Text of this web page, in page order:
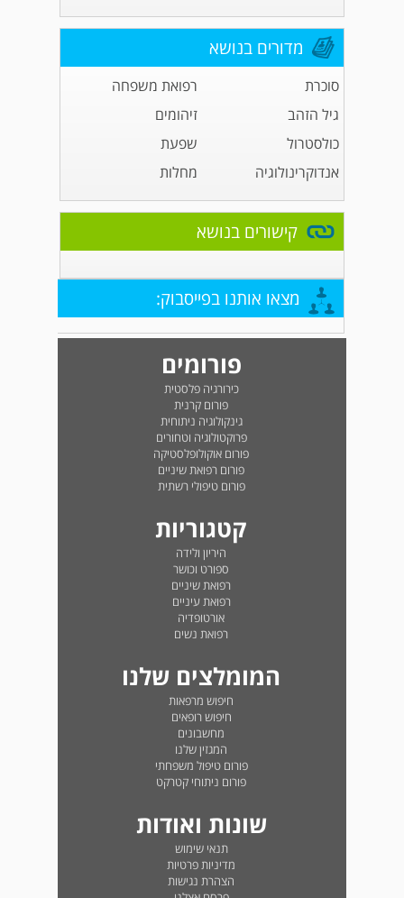
מדורים בנושא
סוכרת
רפואת משפחה
גיל הזהב
זיהומים
כולסטרול
שפעת
אנדוקרינולוגיה
מחלות
קישורים בנושא
מצאו אותנו בפייסבוק:
פורומים
כירורגיה פלסטית
פורום קרנית
גינקולוגיה ניתוחית
פרוקטולוגיה וטחורים
פורום אוקולופלסטיקה
פורום רפואת שיניים
פורום טיפולי רשתית
קטגוריות
היריון ולידה
ספורט וכושר
רפואת שיניים
רפואת עיניים
אורטופדיה
רפואת נשים
המומלצים שלנו
חיפוש מרפאות
חיפוש רופאים
מחשבונים
המגזין שלנו
פורום טיפול משפחתי
פורום ניתוחי קטרקט
שונות ואודות
תנאי שימוש
מדיניות פרטיות
הצהרת נגישות